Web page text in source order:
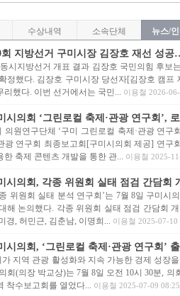
수상내역 소속단체 뉴스/
지방선거 구미시장 김장호 재선 성
시지방선거 개표 결과 김장호 국민의힘 후보
정했다. 김장호 구미시장 당선자[김장호 캠프
리했다. 이번 선거에서는 국민... 이용철 2026-
시의회 ‘그린로컬 축제·관광 연구회’,
의원연구단체 ‘구미 그린로컬 축제·관광 연
광 연구회 최종보고회[구미시의회 제공] 연구
한 축제 콘텐츠 개발을 통한 관... 이용철 2025-
시의회, 각종 위원회 실태 점검 간담회
위원회 실태 분석 연구회’는 7월 8일 구미
해 논의했다. 각종 위원회 실태 점검 간담회
경, 허민근, 김춘남, 이명희... 이용철 2025-07-10
시의회, ‘그린로컬 축제·관광 연구회’
지역 관광 활성화와 지속 가능한 경제 성장
회(의장 박교상)는 7월 8일 오전 10시 30분,
착수보고회를 열었다... 이용철 2025-07-09 08:25